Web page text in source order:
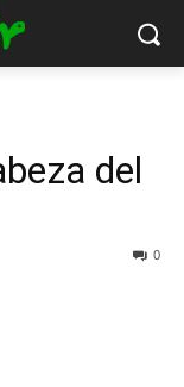
del
0